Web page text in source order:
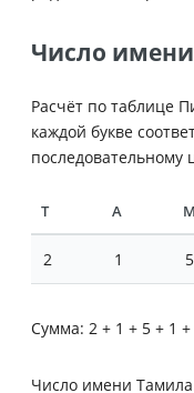
Число
Расчёт по таблице
каждой букве
последовательному
Т А М
2 1 5
Сумма: 2 + 1 + 5 + 1 +
Число имени